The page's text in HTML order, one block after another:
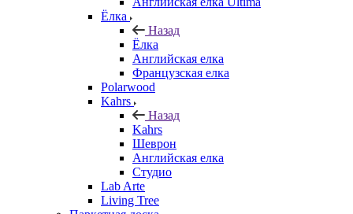
Ёлка
Назад
Ёлка
Английская елка
Французская елка
Polarwood
Kahrs
Назад
Kahrs
Шеврон
Английская елка
Студио
Lab Arte
Living Tree